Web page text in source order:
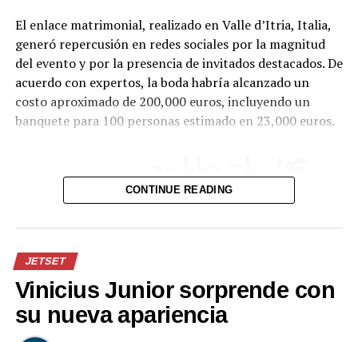
El enlace matrimonial, realizado en Valle d’Itria, Italia,
generó repercusión en redes sociales por la magnitud
del evento y por la presencia de invitados destacados. De
acuerdo con expertos, la boda habría alcanzado un
costo aproximado de 200,000 euros, incluyendo un
banquete para 100 personas estimado en 23,000 euros.
دوناروما.
pic.twitter.com/lDJBuhLLl7
— Insider City
(@InsiderCity_Ar)July
24, 2026
CONTINUE READING
JETSET
Vinicius Junior sorprende con
su nueva apariencia